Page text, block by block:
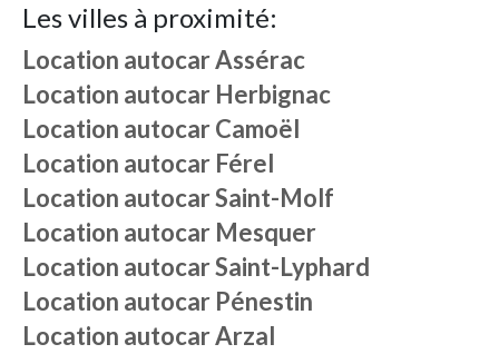
Les villes à proximité:
Location autocarAssérac
Location autocar Herbignac
Location autocarCamoël
Location autocar Férel
Location autocarSaint-Molf
Location autocar Mesquer
Location autocarSaint-Lyphard
Location autocar Pénestin
Location autocarArzal